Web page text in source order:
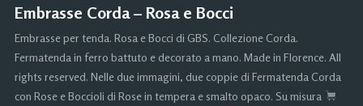
Embrasse Corda – Rosa e Bocci
Embrasse per tenda. Rosa e Bocci di GBS. Collezione Corda.
Fermatenda in ferro battuto e decorato a mano. Made in Florence. All
rights reserved. Nelle due immagini, due coppie di Fermatenda Corda
con Rose e Boccioli di Rose in tempera e smalto opaco. Su misura